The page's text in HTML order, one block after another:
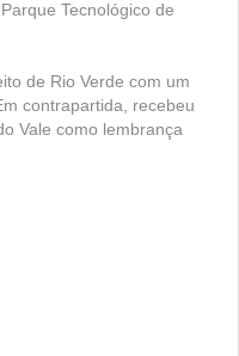
Tecnológico de
de Rio Verde com um
contrapartida, recebeu
Vale como lembrança